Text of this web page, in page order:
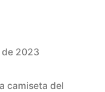
2023
camiseta del